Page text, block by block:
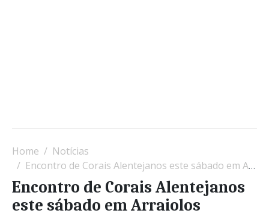
Home
Notícias
Encontro de Corais Alentejanos este sábado em Arraiolos
Encontro de Corais Alentejanos
este sábado em Arraiolos